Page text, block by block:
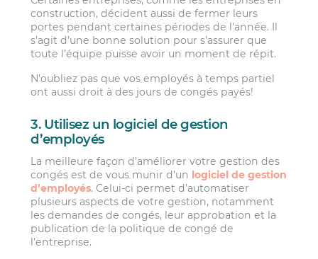
construction, décident aussi de fermer leurs
portes pendant certaines périodes de l’année. Il
s’agit d’une bonne solution pour s’assurer que
toute l’équipe puisse avoir un moment de répit.
N’oubliez pas que vos employés à temps partiel
ont aussi droit à des jours de congés payés!
3. Utilisez un logiciel de gestion
d’employés
La meilleure façon d’améliorer votre gestion des
congés est de vous munir d’un logiciel de gestion
d’employés. Celui-ci permet d’automatiser
plusieurs aspects de votre gestion, notamment
les demandes de congés, leur approbation et la
publication de la politique de congé de
l’entreprise.